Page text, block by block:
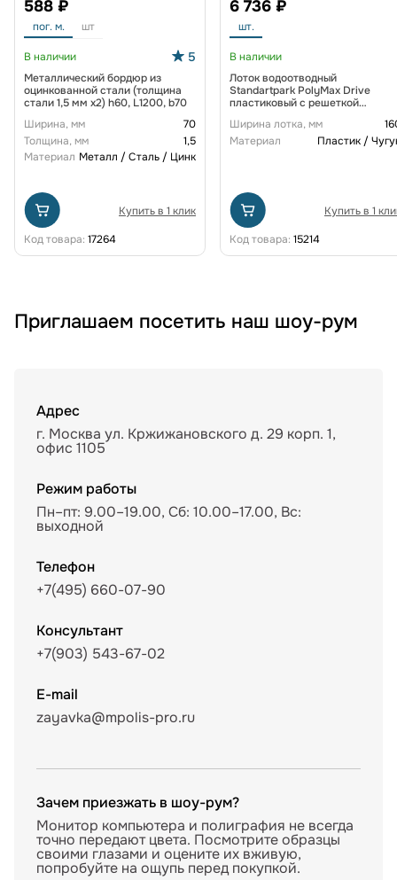
588 ₽
пог. м. шт
В наличии 5
Металлический бордюр из
оцинкованной стали (толщина
стали 1,5 мм x2) h60, L1200, b70
Ширина, мм
70
Толщина, мм
1,5
Материал Металл / Сталь / Цинк
Купить в 1 клик
Код товара: 17264
6 736 ₽
шт.
В наличии
Лоток водоотводный
Standartpark PolyMax Drive
пластиковый с решеткой
(комплект) 0805034-М
Ширина лотка, мм
Материал
Пластик /
Купить в 1
Код товара: 15214
Приглашаем посетить наш шоу-рум
Адрес
г. Москва ул. Кржижановского д. 29 корп. 1,
офис 1105
Режим работы
Пн–пт: 9.00–19.00, Сб: 10.00–17.00, Вс:
выходной
Телефон
+7(495) 660-07-90
Консультант
+7(903) 543-67-02
E-mail
zayavka@mpolis-pro.ru
Зачем приезжать в шоу-рум?
Монитор компьютера и полиграфия не всегда
точно передают цвета. Посмотрите образцы
своими глазами и оцените их вживую,
попробуйте на ощупь перед покупкой.